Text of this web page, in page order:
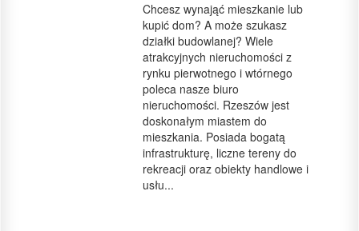
Chcesz wynająć mieszkanie lub
kupić dom? A może szukasz
działki budowlanej? Wiele
atrakcyjnych nieruchomości z
rynku pierwotnego i wtórnego
poleca nasze biuro
nieruchomości. Rzeszów jest
doskonałym miastem do
mieszkania. Posiada bogatą
infrastrukturę, liczne tereny do
rekreacji oraz obiekty handlowe i
usłu...